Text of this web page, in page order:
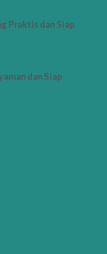
Praktis dan Siap
dan Siap